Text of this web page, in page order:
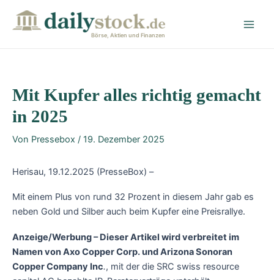
Börse, Aktien und Finanzen
Mit Kupfer alles richtig gemacht
in 2025
Von Pressebox / 19. Dezember 2025
Herisau, 19.12.2025 (PresseBox) –
Mit einem Plus von rund 32 Prozent in diesem Jahr gab es
neben Gold und Silber auch beim Kupfer eine Preisrallye.
Anzeige/Werbung – Dieser Artikel wird verbreitet im
Namen von Axo Copper Corp. und Arizona Sonoran
Copper Company Inc., mit der die SRC swiss resource